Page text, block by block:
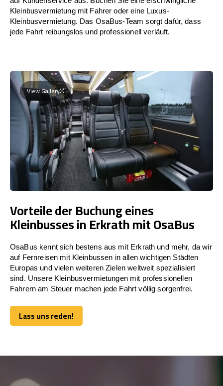
Kleinbusvermietung mit Fahrer oder eine Luxus-
Kleinbusvermietung. Das OsaBus-Team sorgt dafür, dass
jede Fahrt reibungslos und professionell verläuft.
View Gallery
Vorteile der Buchung eines
Kleinbusses in Erkrath mit OsaBus
OsaBus kennt sich bestens aus mit Erkrath und mehr, da wir
auf Fernreisen mit Kleinbussen in allen wichtigen Städten
Europas und vielen weiteren Zielen weltweit spezialisiert
sind. Unsere Kleinbusvermietungen mit professionellen
Fahrern am Steuer machen jede Fahrt völlig sorgenfrei.
Lass uns reden!
Lass uns reden!